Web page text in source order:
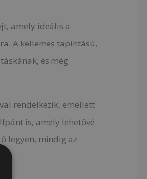
amely ideális a
A kellemes tapintású,
és még
rendelkezik, emellett
is, amely lehetővé
legyen, mindig az